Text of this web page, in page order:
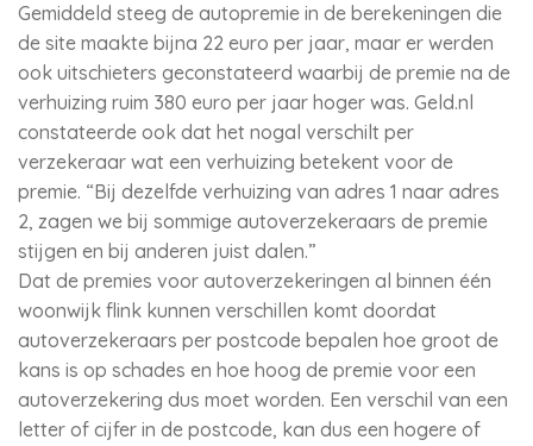
Gemiddeld steeg de autopremie in de berekeningen die
de site maakte bijna 22 euro per jaar, maar er werden
ook uitschieters geconstateerd waarbij de premie na de
verhuizing ruim 380 euro per jaar hoger was. Geld.nl
constateerde ook dat het nogal verschilt per
verzekeraar wat een verhuizing betekent voor de
premie. “Bij dezelfde verhuizing van adres 1 naar adres
2, zagen we bij sommige autoverzekeraars de premie
stijgen en bij anderen juist dalen.”
Dat de premies voor autoverzekeringen al binnen één
woonwijk flink kunnen verschillen komt doordat
autoverzekeraars per postcode bepalen hoe groot de
kans is op schades en hoe hoog de premie voor een
autoverzekering dus moet worden. Een verschil van een
letter of cijfer in de postcode, kan dus een hogere of